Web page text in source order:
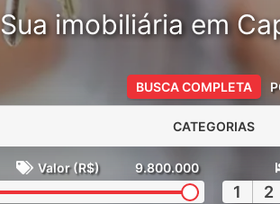
Sua imobiliária em
BUSCA COMPLETA
CATEGORIAS
Valor (R$) 9.800.000
1 2